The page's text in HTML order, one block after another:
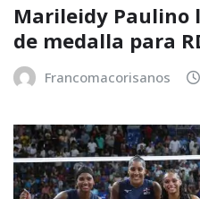
Marileidy Paulino
de medalla para
Francomacorisanos